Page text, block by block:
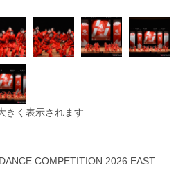
きく表示されます
COMPETITION 2026 EAST